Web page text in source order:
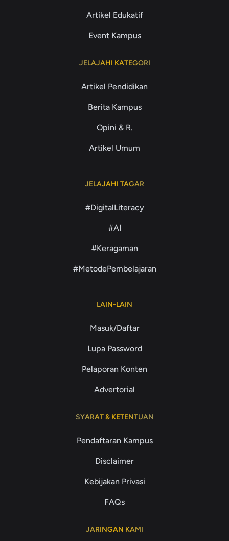
Artikel Edukatif
Event Kampus
JELAJAHI KATEGORI
Artikel Pendidikan
Berita Kampus
Opini & R.
Artikel Umum
JELAJAHI TAGAR
#DigitalLiteracy
#AI
#Keragaman
#MetodePembelajaran
LAIN-LAIN
Masuk/Daftar
Lupa Password
Pelaporan Konten
Advertorial
SYARAT & KETENTUAN
Pendaftaran Kampus
Disclaimer
Kebijakan Privasi
FAQs
JARINGAN KAMI